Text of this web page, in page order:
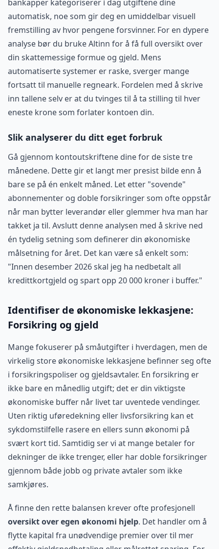
bankapper kategoriserer i dag utgiftene dine
automatisk, noe som gir deg en umiddelbar visuell
fremstilling av hvor pengene forsvinner. For en dypere
analyse bør du bruke Altinn for å få full oversikt over
din skattemessige formue og gjeld. Mens
automatiserte systemer er raske, sverger mange
fortsatt til manuelle regneark. Fordelen med å skrive
inn tallene selv er at du tvinges til å ta stilling til hver
eneste krone som forlater kontoen din.
Slik analyserer du ditt eget forbruk
Gå gjennom kontoutskriftene dine for de siste tre
månedene. Dette gir et langt mer presist bilde enn å
bare se på én enkelt måned. Let etter "sovende"
abonnementer og doble forsikringer som ofte oppstår
når man bytter leverandør eller glemmer hva man har
takket ja til. Avslutt denne analysen med å skrive ned
én tydelig setning som definerer din økonomiske
målsetning for året. Det kan være så enkelt som:
"Innen desember 2026 skal jeg ha nedbetalt all
kredittkortgjeld og spart opp 20 000 kroner i buffer."
Identifiser de økonomiske lekkasjene:
Forsikring og gjeld
Mange fokuserer på småutgifter i hverdagen, men de
virkelig store økonomiske lekkasjene befinner seg ofte
i forsikringspoliser og gjeldsavtaler. En forsikring er
ikke bare en månedlig utgift; det er din viktigste
økonomiske buffer når livet tar uventede vendinger.
Uten riktig uføredekning eller livsforsikring kan et
sykdomstilfelle rasere en ellers sunn økonomi på
svært kort tid. Samtidig ser vi at mange betaler for
dekninger de ikke trenger, eller har doble forsikringer
gjennom både jobb og private avtaler som ikke
samkjøres.
Å finne den rette balansen krever ofte profesjonell
oversikt over egen økonomi hjelp. Det handler om å
flytte kapital fra unødvendige premier over til mer